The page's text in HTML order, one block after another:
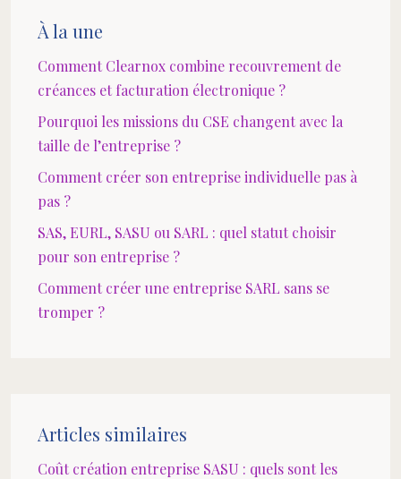
À la une
Comment Clearnox combine recouvrement de
créances et facturation électronique ?
Pourquoi les missions du CSE changent avec la
taille de l’entreprise ?
Comment créer son entreprise individuelle pas à
pas ?
SAS, EURL, SASU ou SARL : quel statut choisir
pour son entreprise ?
Comment créer une entreprise SARL sans se
tromper ?
Articles similaires
Coût création entreprise SASU : quels sont les